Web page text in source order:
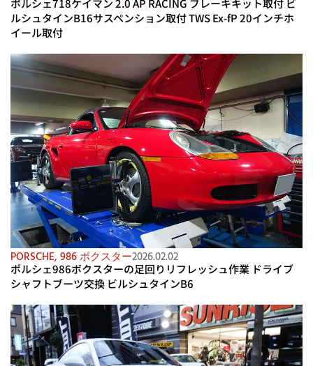
ポルシェ718ケイマン 2.0 AP RACING ブレーキキット取付 ビ
ルシュタインB16サスペンション取付 TWS Ex-fP 20インチホ
イール取付
PORSCHE, 986 ボクスター2026.02.02
ポルシェ986ボクスターの足回りリフレッシュ作業 ドライブ
シャフトブーツ交換 ビルシュタインB6